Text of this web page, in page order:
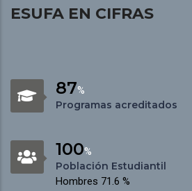
ESUFA EN CIFRAS
87%
Programas acreditados
100%
Población Estudiantil
Hombres 71.6 %